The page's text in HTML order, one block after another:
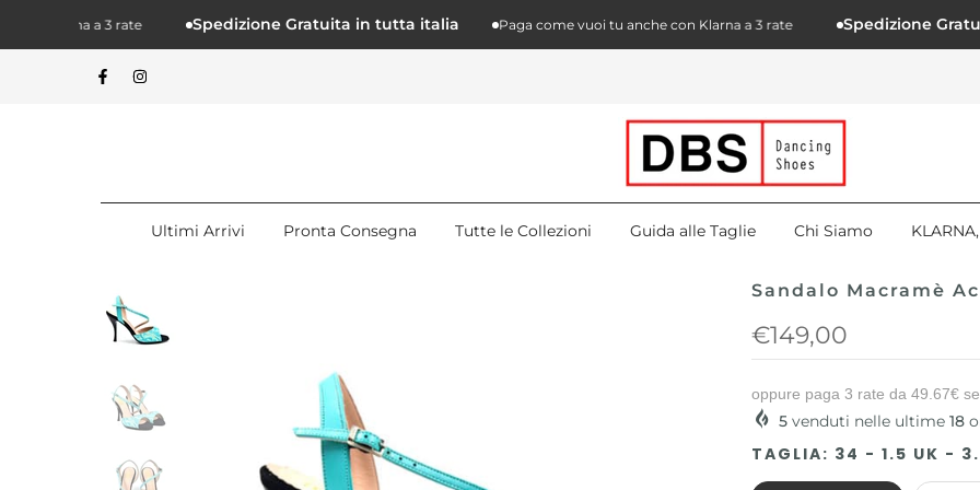
alcontenuto
Klarna a 3 rate Spedizione Gratuita in tutta italia Paga come vuoi tu anche con Klarna a 3 rate Spedizione
Ultimi Arrivi Pronta Consegna Tutte le Collezioni Guida alle Taglie Chi Siamo
Sandalo Macramè
€149,00
oppure paga 3 rate da 49.67€
5 venduti nelle ultime 18
TAGLIA: 34 - 1.5 UK -